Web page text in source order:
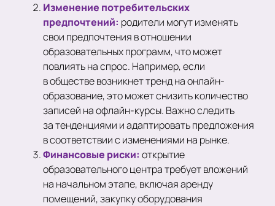
Изменение потребительских
предпочтений: родители могут изменять
свои предпочтения в отношении
образовательных программ, что может
повлиять на спрос. Например, если
в обществе возникнет тренд на онлайн-
образование, это может снизить количество
записей на офлайн-курсы. Важно следить
за тенденциями и адаптировать предложения
в соответствии с изменениями на рынке.
Финансовые риски: открытие
образовательного центра требует вложений
на начальном этапе, включая аренду
помещений, закупку оборудования